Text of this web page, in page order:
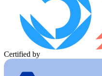
Certified by